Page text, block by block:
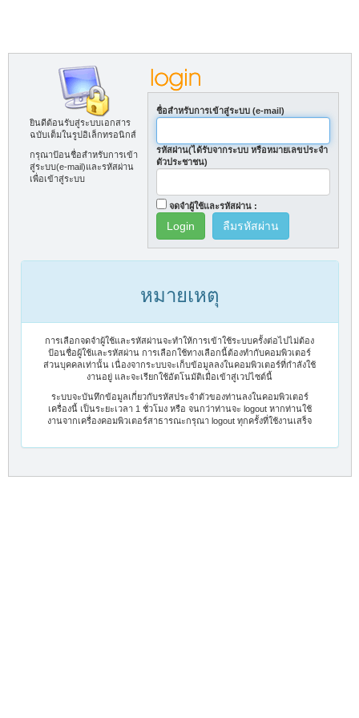
ชื่อสำหรับการเข้าสู่ระบบ (e-mail)
รหัสผ่าน(ได้รับจากระบบ หรือหมายเลขประจำ
ตัวประชาชน)
จดจำผู้ใช้และรหัสผ่าน :
ลืมรหัสผ่าน
ยินดีต้อนรับสู่ระบบเอกสาร
ฉบับเต็มในรูปอิเล็กทรอนิกส์
กรุณาป้อนชื่อสำหรับการเข้า
สู่ระบบ(e-mail)และรหัสผ่าน
เพื่อเข้าสู่ระบบ
หมายเหตุ
การเลือกจดจำผู้ใช้และรหัสผ่านจะทำให้การเข้าใช้ระบบครั้งต่อไปไม่ต้อง
ป้อนชื่อผู้ใช้และรหัสผ่าน การเลือกใช้ทางเลือกนี้ต้องทำกับคอมพิวเตอร์
ส่วนบุคคลเท่านั้น เนื่องจากระบบจะเก็บข้อมูลลงในคอมพิวเตอร์ที่กำลังใช้
งานอยู่ และจะเรียกใช้อัตโนมัติเมื่อเข้าสู่เวปไซต์นี้
ระบบจะบันทึกข้อมูลเกี่ยวกับรหัสประจำตัวของท่านลงในคอมพิวเตอร์
เครื่องนี้ เป็นระยะเวลา 1 ชั่วโมง หรือ จนกว่าท่านจะ logout หากท่านใช้
งานจากเครื่องคอมพิวเตอร์สาธารณะกรุณา logout ทุกครั้งที่ใช้งานเสร็จ